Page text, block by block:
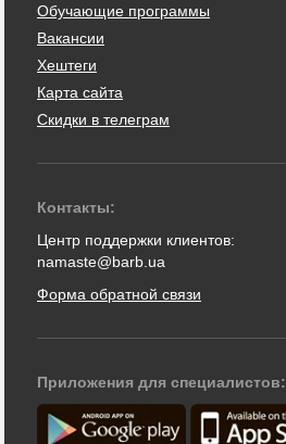
Обучающие программы
Вакансии
Хештеги
Карта сайта
Скидки в телеграм
Контакты:
Центр поддержки клиентов:
namaste@barb.ua
Форма обратной связи
Приложения для специалистов: